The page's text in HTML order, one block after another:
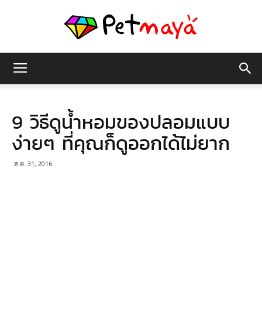
มายา
9 วิธีดูน้ำหอมของปลอมแบบ
ง่ายๆ ที่คุณก็ดูออกได้ไม่ยาก
ส.ค. 31, 2016